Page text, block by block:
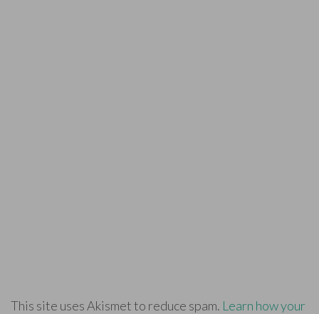
This site uses Akismet to reduce spam. Learn how your